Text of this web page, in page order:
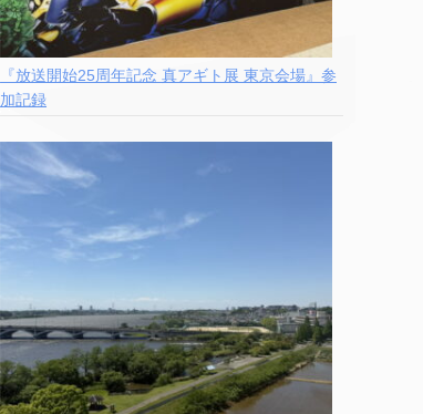
『放送開始25周年記念 真アギト展 東京会場』参
加記録